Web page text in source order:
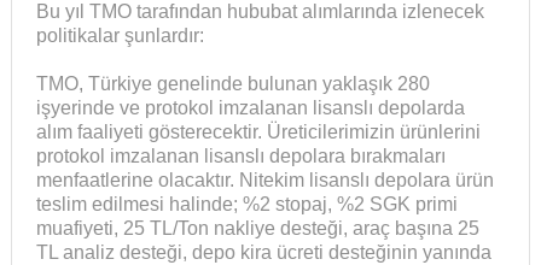
Bu yıl TMO tarafından hububat alımlarında izlenecek
politikalar şunlardır:
TMO, Türkiye genelinde bulunan yaklaşık 280
işyerinde ve protokol imzalanan lisanslı depolarda
alım faaliyeti gösterecektir. Üreticilerimizin ürünlerini
protokol imzalanan lisanslı depolara bırakmaları
menfaatlerine olacaktır. Nitekim lisanslı depolara ürün
teslim edilmesi halinde; %2 stopaj, %2 SGK primi
muafiyeti, 25 TL/Ton nakliye desteği, araç başına 25
TL analiz desteği, depo kira ücreti desteğinin yanında